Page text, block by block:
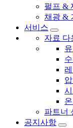
펄프 &
채광 &
서비스
자료 다
파트너
공지사항